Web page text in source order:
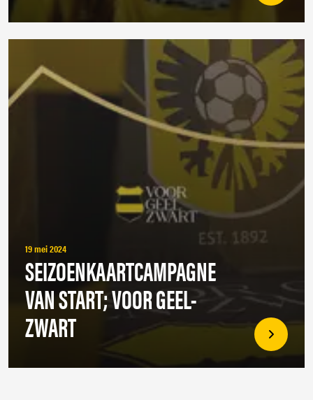
19 mei 2024
SEIZOENKAARTCAMPAGNE
VAN START; VOOR GEEL-
ZWART